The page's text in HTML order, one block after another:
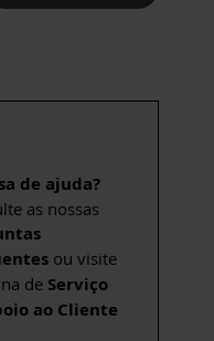
de ajuda?
as nossas
ou visite
de Serviço
ao Cliente